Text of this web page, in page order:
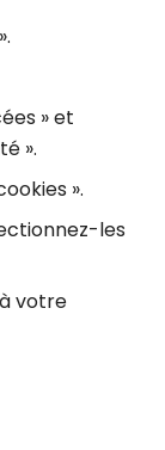
» et
».
».
les
votre